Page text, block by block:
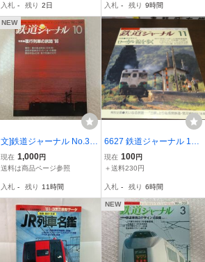
入札 - 残り 2日 入札 - 残り 9時間
NEW
文]鉄道ジャーナル No.36
0 1996年10月号 夜行列
車の旅路'96/寝台特急日本
ト＞/スーパーくろしおオ
ーシャンアロー
現在 1,000円
送料は商品ページ参照
入札 - 残り 11時間
6627 鉄道ジャーナル 199
7年11月号 特集 混迷深ま
るローカル線を歩く
現在 100円
＋送料230円
入札 - 残り 6時間
NEW